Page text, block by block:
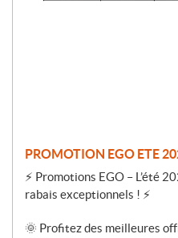
PROMOTION EGO ETE
⚡ Promotions EGO – L’été
rabais exceptionnels ! ⚡
🌞 Profitez des meilleures